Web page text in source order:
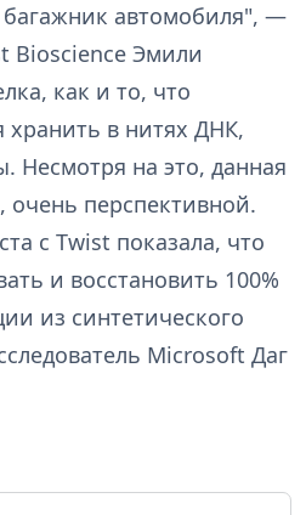
багажник автомобиля", —
Bioscience Эмили
как и то, что
хранить в нитях ДНК,
Несмотря на это, данная
очень перспективной.
с Twist показала, что
и восстановить 100%
из синтетического
Microsoft Даг